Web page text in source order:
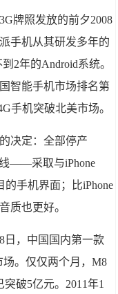
牌照发放的前夕2008
手机从其研发多年的
2年的Android系统。
智能手机市场排名第
手机突破北美市场。
决定：全部停产
——采取与iPhone
的手机界面；比iPhone
质也更好。
日，中国国内第一款
。仅仅两个月，M8
破5亿元。2011年1